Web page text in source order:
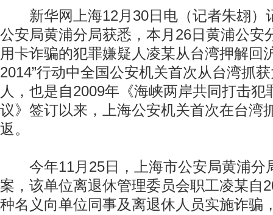
新华网上海12月30日电（记者朱翃）
公安局黄浦分局获悉，本月26日黄浦公安
用卡诈骗的犯罪嫌疑人凌某从台湾押解回
2014”行动中全国公安机关首次从台湾抓
人，也是自2009年《海峡两岸共同打击犯
议》签订以来，上海公安机关首次在台湾
返。
今年11月25日，上海市公安局黄浦分
案，该单位离退休管理委员会职工凌某自
种名义向单位同事及离退休人员实施诈骗